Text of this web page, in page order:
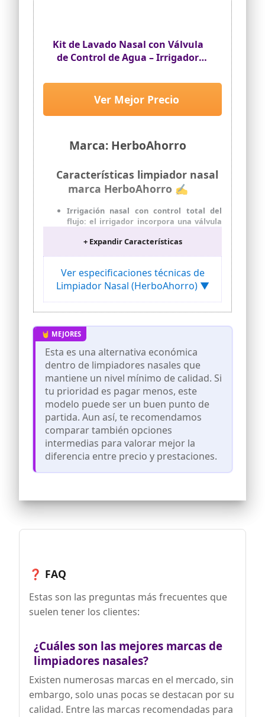
Kit de Lavado Nasal con Válvula
de Control de Agua – Irrigador
Puntas para Adultos y Niños –
Limpieza Nasal Diaria - Incluye
termometro - Capacidad de 300ml
Marca: HerboAhorro
Ver Mejor Precio
Características limpiador nasal
marca HerboAhorro ✍
Irrigación nasal con control total del
flujo: el irrigador incorpora una válvula
la salida de la solución con solo
limpieza nasal suave, constante y segura
sin necesidad de apretar la botella.
Kit completo para una limpieza nasal
eficaz: incluye irrigador nasal, 30 sobres
de sal de alta pureza (2,7 g), termómetro
agua, tapón protector y puntas
intercambiables para adulto y niño, todo
lo necesario para un lavado nasal
correcto.
Alivio natural para la respiración diaria:
ayuda a eliminar mucosidad, polvo,
polen y otros alérgenos, contribuyendo a
una sensación de limpieza nasal y mayor
confort respiratorio en casos de
congestión, sequedad y alergias
estacionales.
Diseñado para toda la familia: el sistema
es apto para adultos y niños (bajo
que proporciona comodidad, seguridad y
Fácil de usar: ideal para el uso diario
+ Expandir Características
Ver especificaciones técnicas de
Limpiador Nasal (HerboAhorro) ▼
Esta es una alternativa económica
dentro de limpiadores nasales que
mantiene un nivel mínimo de calidad. Si
tu prioridad es pagar menos, este
modelo puede ser un buen punto de
partida. Aun así, te recomendamos
comparar también opciones
intermedias para valorar mejor la
diferencia entre precio y prestaciones.
❓ FAQ
Estas son las preguntas más frecuentes que
suelen tener los clientes:
¿Cuáles son las mejores marcas de
limpiadores nasales?
Existen numerosas marcas en el mercado, sin
embargo, solo unas pocas se destacan por su
calidad. Entre las marcas recomendadas para